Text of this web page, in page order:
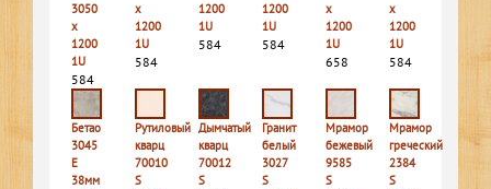
3050
х
1200
1U
584
х
1200
1U
584
1200
1U
584
1200
1U
584
х
1200
1U
658
х
1200
1U
584
Бетао
3045
E
38мм
Рутиловый
кварц
70010
S
Дымчатый
кварц
70012
S
Гранит
белый
3027
S
Мрамор
бежевый
9585
S
Мрамор
греческий
2384
S